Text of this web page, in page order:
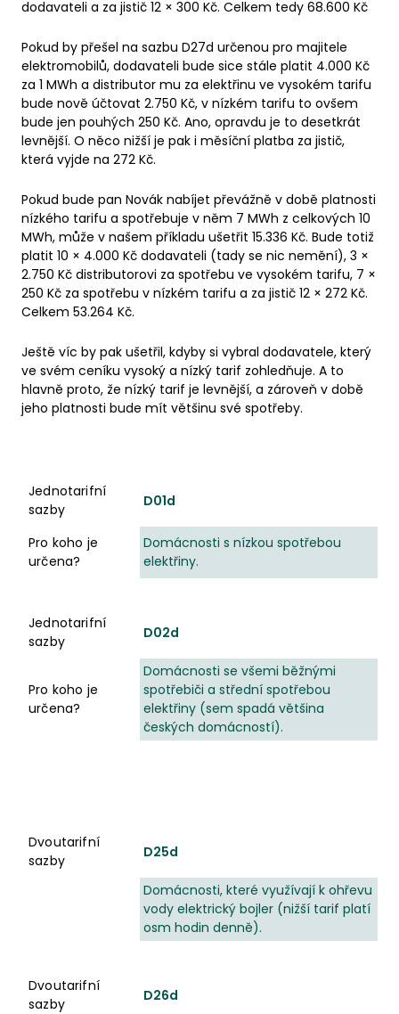
dodavateli a za jistič 12 × 300 Kč. Celkem tedy 68.600 Kč
Pokud by přešel na sazbu D27d určenou pro majitele
elektromobilů, dodavateli bude sice stále platit 4.000 Kč
za 1 MWh a distributor mu za elektřinu ve vysokém tarifu
bude nově účtovat 2.750 Kč, v nízkém tarifu to ovšem
bude jen pouhých 250 Kč. Ano, opravdu je to desetkrát
levnější. O něco nižší je pak i měsíční platba za jistič,
která vyjde na 272 Kč.
Pokud bude pan Novák nabíjet převážně v době platnosti
nízkého tarifu a spotřebuje v něm 7 MWh z celkových 10
MWh, může v našem příkladu ušetřit 15.336 Kč. Bude totiž
platit 10 × 4.000 Kč dodavateli (tady se nic nemění), 3 ×
2.750 Kč distributorovi za spotřebu ve vysokém tarifu, 7 ×
250 Kč za spotřebu v nízkém tarifu a za jistič 12 × 272 Kč.
Celkem 53.264 Kč.
Ještě víc by pak ušetřil, kdyby si vybral dodavatele, který
ve svém ceníku vysoký a nízký tarif zohledňuje. A to
hlavně proto, že nízký tarif je levnější, a zároveň v době
jeho platnosti bude mít většinu své spotřeby.
Jednotarifní
sazby
D01d
Pro koho je
určena?
Domácnosti s nízkou spotřebou
elektřiny.
Jednotarifní
sazby
D02d
Pro koho je
určena?
Domácnosti se všemi běžnými
spotřebiči a střední spotřebou
elektřiny (sem spadá většina
českých domácností).
Dvoutarifní
sazby
D25d
Domácnosti, které využívají k ohřevu
vody elektrický bojler (nižší tarif platí
osm hodin denně).
Dvoutarifní
sazby
D26d